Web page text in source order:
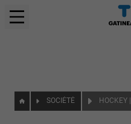
SOCIÉTÉ